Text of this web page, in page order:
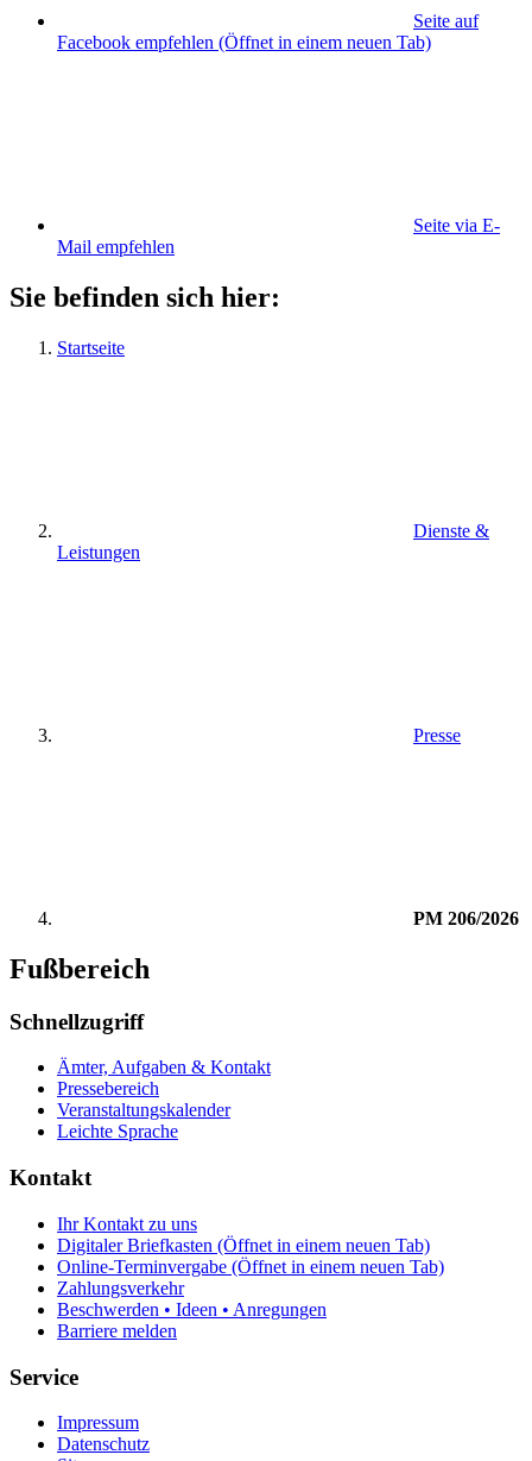
Seite auf
Facebook empfehlen (Öffnet in einem neuen Tab)
Seite via E-
Mail empfehlen
Sie befinden sich hier:
Startseite
Dienste &
Leistungen
Presse
PM 206/2026
Fußbereich
Schnellzugriff
Ämter, Aufgaben & Kontakt
Pressebereich
Veranstaltungskalender
Leichte Sprache
Kontakt
Ihr Kontakt zu uns
Digitaler Briefkasten (Öffnet in einem neuen Tab)
Online-Terminvergabe (Öffnet in einem neuen Tab)
Zahlungsverkehr
Beschwerden • Ideen • Anregungen
Barriere melden
Service
Impressum
Datenschutz